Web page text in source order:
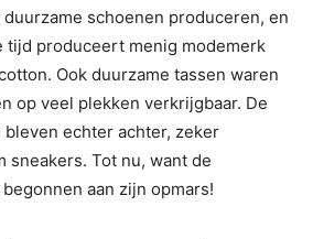
schoenen produceren, en
tijd produceert menig modemerk
Ook duurzame tassen waren
op veel plekken verkrijgbaar. De
echter achter, zeker
sneakers. Tot nu, want de
aan zijn opmars!